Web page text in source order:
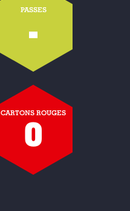
PASSES
-
CARTONS ROUGES
0